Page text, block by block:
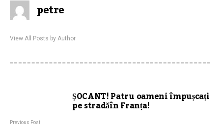
petre
View All Posts by Author
ȘOCANT! Patru oameni împușcați
pe stradăîn Franța!
Previous Post